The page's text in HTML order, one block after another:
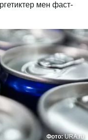
мен фаст-
Фото:URA.ru